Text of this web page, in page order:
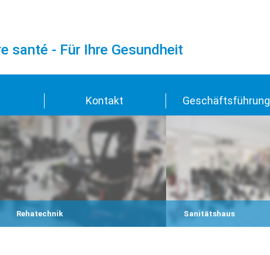
santé - Für Ihre Gesundheit
Kontakt Geschäftsführung
Rehatechnik Sanitätshaus